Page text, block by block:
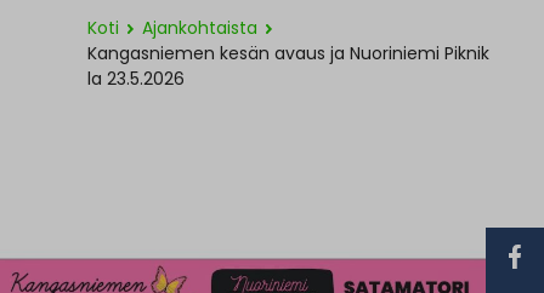
Koti
Ajankohtaista
Kangasniemen kesän avaus ja Nuoriniemi Piknik
la 23.5.2026